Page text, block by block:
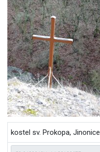
kostel sv. Prokopa, Jinonice